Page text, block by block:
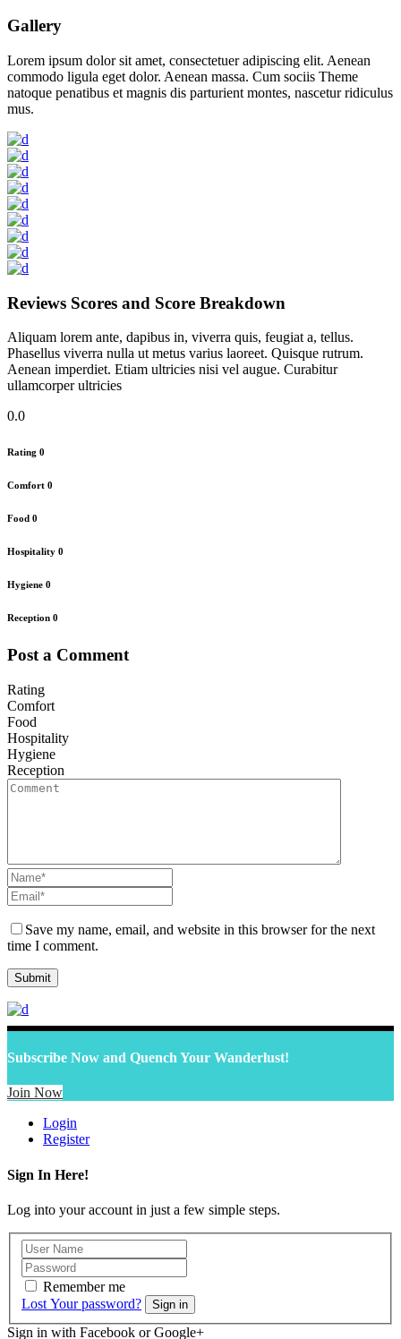
Gallery
Lorem ipsum dolor sit amet, consectetuer adipiscing elit. Aenean
commodo ligula eget dolor. Aenean massa. Cum sociis Theme
natoque penatibus et magnis dis parturient montes, nascetur ridiculus
mus.
Reviews Scores and Score Breakdown
Aliquam lorem ante, dapibus in, viverra quis, feugiat a, tellus.
Phasellus viverra nulla ut metus varius laoreet. Quisque rutrum.
Aenean imperdiet. Etiam ultricies nisi vel augue. Curabitur
ullamcorper ultricies
0.0
Rating 0
Comfort 0
Food 0
Hospitality 0
Hygiene 0
Reception 0
Post a Comment
Rating
Comfort
Food
Hospitality
Hygiene
Reception
Save my name, email, and website in this browser for the next
time I comment.
Subscribe Now and Quench Your Wanderlust!
Join Now
Login
Register
Sign In Here!
Log into your account in just a few simple steps.
Remember me
Lost Your password?
Sign in
Sign in with Facebook or Google+